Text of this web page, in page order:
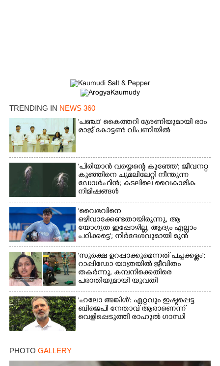
TRENDING IN NEWS 360
'​പ​ഞ്ചാ​'​ ​കൈ​ത്ത​റി​ ​ശ്രേ​ണി​യു​മാ​യി​ ​രാം​
രാ​ജ് ​കോ​ട്ടൺ വിപണിയിൽ
'പിരിയാൻ വയ്യെന്റെ കുഞ്ഞേ'; ജീവനറ്റ
കുഞ്ഞിനെ ചുമലിലേറ്റി നീന്തുന്ന
ഡോൾഫിൻ; കടലിലെ വൈകാരിക
നിമിഷങ്ങൾ
'വൈഭവിനെ
ഒഴിവാക്കേണ്ടതായിരുന്നു,​ ആ
യോഗ്യത ഇപ്പോഴില്ല, ആദ്യം എല്ലാം
പഠിക്കട്ടെ'; നിർദേശവുമായി മുൻ
ക്രിക്കറ്റ് താരം
'സുരക്ഷ ഉറപ്പാക്കുമെന്നത് പച്ചക്കള്ളം';
റാപ്പിഡോ യാത്രയിൽ ജീവിതം
തകർന്നു, കമ്പനിക്കെതിരെ
പരാതിയുമായി യുവതി
'ഹലോ അങ്കിൾ': ഏറ്റവും ഇഷ്ടപ്പെട്ട
ബിജെപി നേതാവ് ആരാണെന്ന്
വെളിപ്പെടുത്തി രാഹുൽ ഗാന്ധി
PHOTO GALLERY